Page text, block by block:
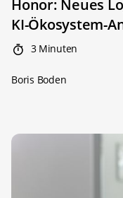
Honor: Neues
KI-Ökosystem-
3 Minuten
Boris Boden